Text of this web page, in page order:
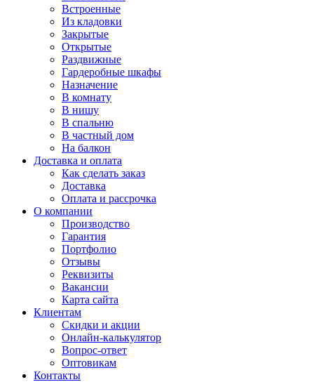
Встроенные
Из кладовки
Закрытые
Открытые
Раздвижные
Гардеробные шкафы
Назначение
В комнату
В нишу
В спальню
В частный дом
На балкон
Доставка и оплата
Как сделать заказ
Доставка
Оплата и рассрочка
О компании
Производство
Гарантия
Портфолио
Отзывы
Реквизиты
Вакансии
Карта сайта
Клиентам
Скидки и акции
Онлайн-калькулятор
Вопрос-ответ
Оптовикам
Контакты